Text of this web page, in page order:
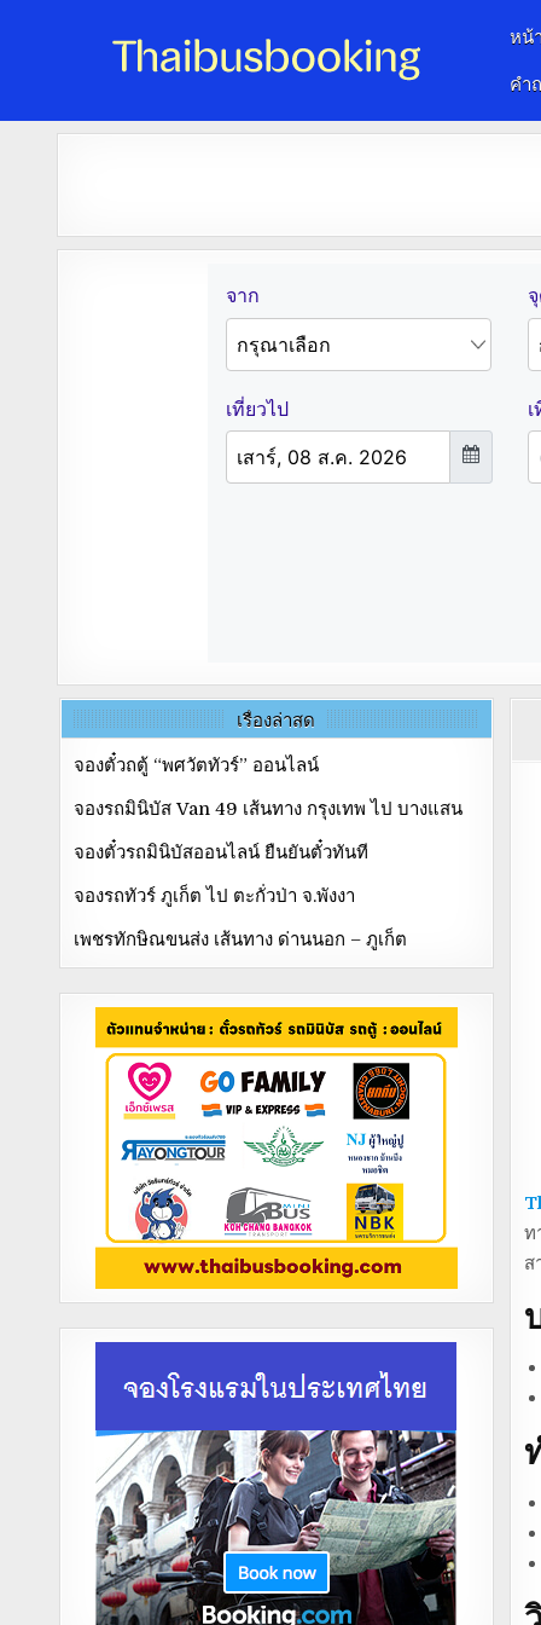
จองตั๋วรถออนไลน์ 24 ชั่วโมง
หน้
คำ
ท
ส
เรื่องล่าสุด
จองตั๋วถตู้ “พศวัตทัวร์” ออนไลน์
จองรถมินิบัส Van 49 เส้นทาง กรุงเทพ ไป บางแสน
จองตั๋วรถมินิบัสออนไลน์ ยืนยันตั๋วทันที
จองรถทัวร์ ภูเก็ต ไป ตะกั่วป่า จ.พังงา
เพชรทักษิณขนส่ง เส้นทาง ด่านนอก – ภูเก็ต